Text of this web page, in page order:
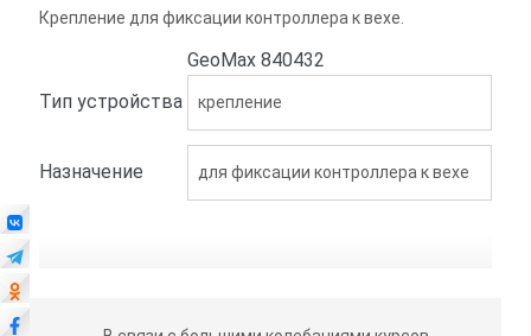
Крепление для фиксации контроллера к вехе.
GeoMax 840432
Тип устройства
крепление
Назначение для фиксации контроллера к вехе